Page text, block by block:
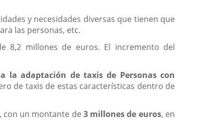
y necesidades diversas que tienen que
las personas, etc.
8,2 millones de euros. El incremento del
la adaptación de taxis de Personas con
de taxis de estas características dentro de
con un montante de 3 millones de euros, en